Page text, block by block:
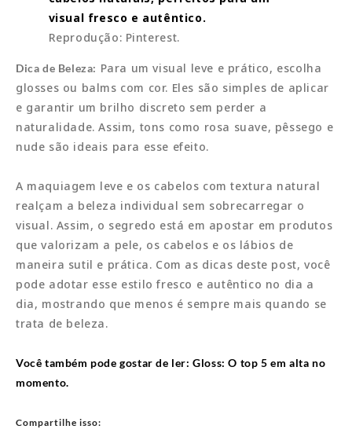
Reprodução: Pinterest.
Dica de Beleza: Para um visual leve e prático, escolha
glosses ou balms com cor. Eles são simples de aplicar
e garantir um brilho discreto sem perder a
naturalidade. Assim, tons como rosa suave, pêssego e
nude são ideais para esse efeito.
A maquiagem leve e os cabelos com textura natural
realçam a beleza individual sem sobrecarregar o
visual. Assim, o segredo está em apostar em produtos
que valorizam a pele, os cabelos e os lábios de
maneira sutil e prática. Com as dicas deste post, você
pode adotar esse estilo fresco e autêntico no dia a
dia, mostrando que menos é sempre mais quando se
trata de beleza.
Você também pode gostar de ler: Gloss: O top 5 em alta no
momento.
Compartilhe isso: